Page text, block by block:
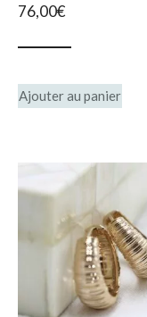
76,00€
Ajouter au panier